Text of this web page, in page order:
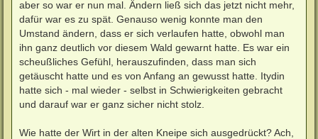
aber so war er nun mal. Ändern ließ sich das jetzt nicht mehr,
dafür war es zu spät. Genauso wenig konnte man den
Umstand ändern, dass er sich verlaufen hatte, obwohl man
ihn ganz deutlich vor diesem Wald gewarnt hatte. Es war ein
scheußliches Gefühl, herauszufinden, dass man sich
getäuscht hatte und es von Anfang an gewusst hatte. Itydin
hatte sich - mal wieder - selbst in Schwierigkeiten gebracht
und darauf war er ganz sicher nicht stolz.
Wie hatte der Wirt in der alten Kneipe sich ausgedrückt? Ach,